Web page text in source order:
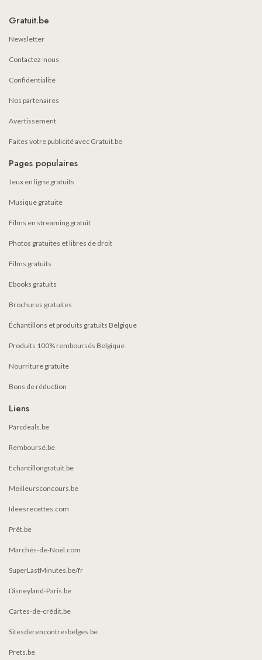
Gratuit.be
Newsletter
Contactez-nous
Confidentialité
Nos partenaires
Avertissement
Faites votre publicité avec Gratuit.be
Pages populaires
Jeux en ligne gratuits
Musique gratuite
Films en streaming gratuit
Photos gratuites et libres de droit
Films gratuits
Ebooks gratuits
Brochures gratuites
Échantillons et produits gratuits Belgique
Produits 100% remboursés Belgique
Nourriture gratuite
Bons de réduction
Liens
Parcdeals.be
Remboursé.be
Echantillongratuit.be
Meilleursconcours.be
Ideesrecettes.com
Prêt.be
Marchés-de-Noël.com
SuperLastMinutes.be/fr
Disneyland-Paris.be
Cartes-de-crédit.be
Sitesderencontresbelges.be
Prets.be